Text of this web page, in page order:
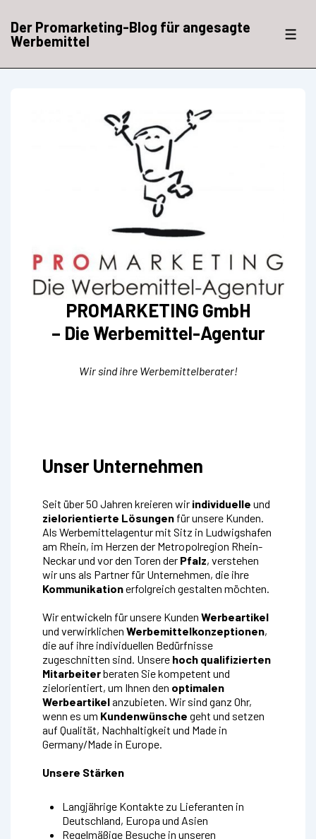
Zum
InhaltDer Promarketing-Blog für angesagte
Werbemittel
PROMARKETING GmbH
– Die Werbemittel-Agentur
Wir sind ihre Werbemittelberater!
Unser Unternehmen
Seit über 50 Jahren kreieren wir individuelle und
zielorientierte Lösungen für unsere Kunden.
Als Werbemittelagentur mit Sitz in Ludwigshafen
am Rhein, im Herzen der Metropolregion Rhein-
Neckar und vor den Toren der Pfalz, verstehen
wir uns als Partner für Unternehmen, die ihre
Kommunikationerfolgreich gestalten möchten.
Wir entwickeln für unsere Kunden Werbeartikel
und verwirklichen Werbemittelkonzeptionen,
die auf ihre individuellen Bedürfnisse
zugeschnitten sind. Unsere hoch qualifizierten
Mitarbeiterberaten Sie kompetent und
zielorientiert, um Ihnen den optimalen
Werbeartikelanzubieten. Wir sind ganz Ohr,
wenn es um Kundenwünsche geht und setzen
auf Qualität, Nachhaltigkeit und Made in
Germany/Made in Europe.
Unsere Stärken
Langjährige Kontakte zu Lieferanten in
Deutschland, Europa und Asien
Regelmäßige Besuche in unseren